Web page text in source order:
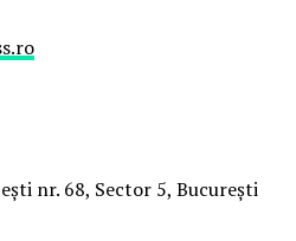
nr. 68, Sector 5, București